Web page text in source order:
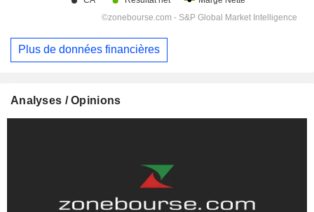
Plus de données financières
Analyses / Opinions